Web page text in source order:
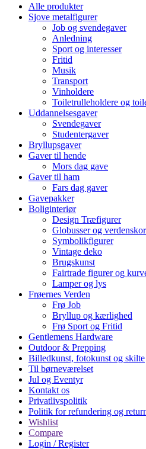
Alle produkter
Sjove metalfigurer
Job og svendegaver
Anledning
Sport og interesser
Fritid
Musik
Transport
Vinholdere
Toiletrulleholdere og
Uddannelsesgaver
Svendegaver
Studentergaver
Bryllupsgaver
Gaver til hende
Mors dag gave
Gaver til ham
Fars dag gaver
Gavepakker
Boliginteriør
Design Træfigurer
Globusser og
Symbolikfigurer
Vintage deko
Brugskunst
Fairtrade figurer og
Lamper og lys
Frøernes Verden
Frø Job
Bryllup og kærlighed
Frø Sport og Fritid
Gentlemens Hardware
Outdoor & Prepping
Billedkunst, fotokunst og skilte
Til børneværelset
Jul og Eventyr
Kontakt os
Privatlivspolitik
Politik for refundering og
Wishlist
Compare
Login / Register